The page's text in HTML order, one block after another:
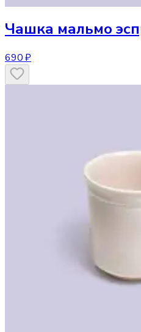
Чашка мальмо
690 ₽